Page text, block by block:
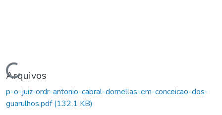
Carregando...
Arquivos
p-o-juiz-ordr-antonio-cabral-dornellas-em-conceicao-dos-
guarulhos.pdf(132,1 KB)